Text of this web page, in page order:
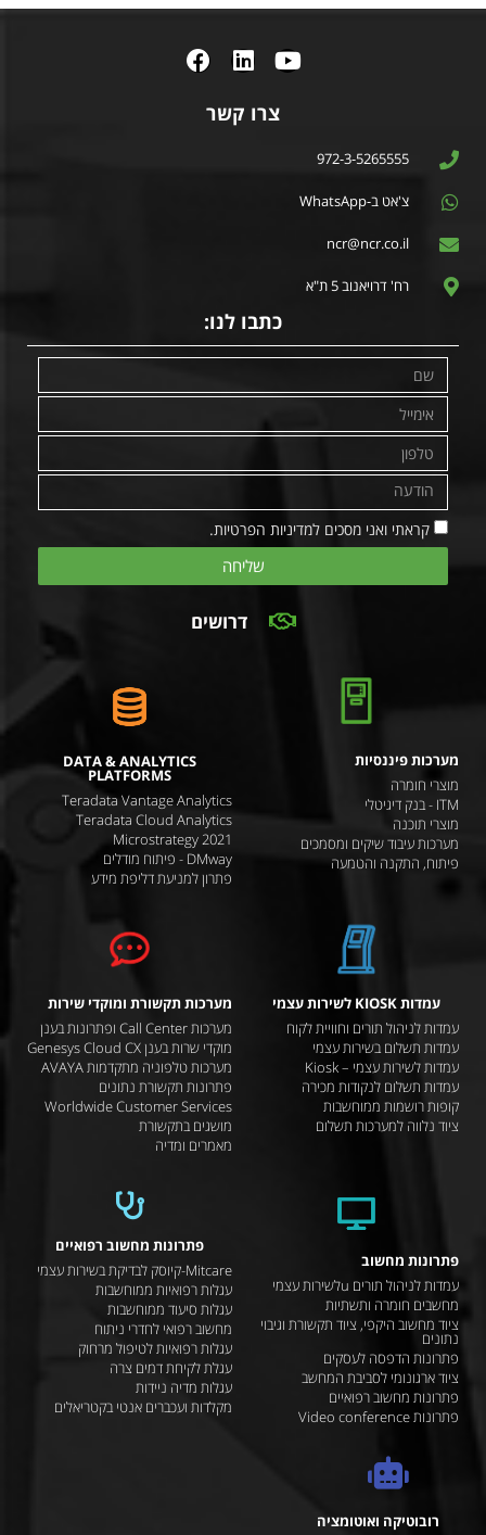
צרו קשר
972-3-5265555
צ'אט ב-WhatsApp
ncr@ncr.co.il
רח' דרויאנוב 5 ת"א
כתבו לנו:
קראתי ואני מסכים למדיניות הפרטיות.
שליחה
דרושים
מערכות פיננסיות
מוצרי חומרה
ITM - בנק דיגיטלי
מוצרי תוכנה
מערכות עיבוד שיקים ומסמכים
פיתוח, התקנה והטמעה
DATA & ANALYTICS
PLATFORMS
Teradata Vantage Analytics
Teradata Cloud Analytics
Microstrategy 2021
DMway - פיתוח מודלים
פתרון למניעת דליפת מידע
עמדות KIOSK לשירות עצמי
עמדות לניהול תורים וחוויית לקוח
עמדות תשלום בשירות עצמי
עמדות לשירות עצמי – Kiosk
עמדות תשלום לנקודות מכירה
קופות רושמות ממוחשבות
ציוד נלווה למערכות תשלום
מערכות תקשורת ומוקדי שירות
מערכות Call Center ופתרונות בענן
מוקדי שרות בענן Genesys Cloud CX
מערכות טלפוניה מתקדמות AVAYA
פתרונות תקשורת נתונים
Worldwide Customer Services
מושגים בתקשורת
מאמרים ומדיה
פתרונות מחשוב
עמדות לניהול תורים uלשירות עצמי
מחשבים חומרה ותשתיות
ציוד מחשוב היקפי, ציוד תקשורת וגיבוי
נתונים
פתרונות הדפסה לעסקים
ציוד ארגונומי לסביבת המחשב
פתרונות מחשוב רפואיים
פתרונות Video conference
פתרונות מחשוב רפואיים
Mitcare-קיוסק לבדיקת בשירות עצמי
עגלות רפואיות ממוחשבות
עגלות סיעוד ממוחשבות
מחשוב רפואי לחדרי ניתוח
עגלות רפואיות לטיפול מרחוק
עגלת לקיחת דמים צרה
עגלות מדיה ניידות
מקלדות ועכברים אנטי בקטריאלים
רובוטיקה ואוטומציה